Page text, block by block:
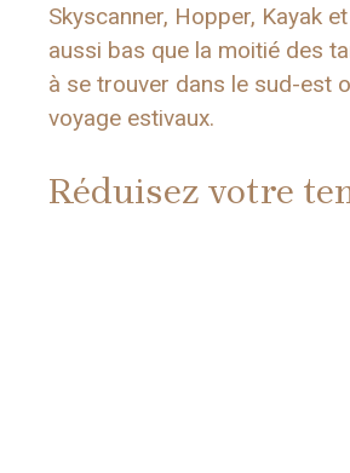
Skyscanner, Hopper, Kayak
aussi bas que la moitié des
à se trouver dans le sud-est
voyage estivaux.
Réduisez votre